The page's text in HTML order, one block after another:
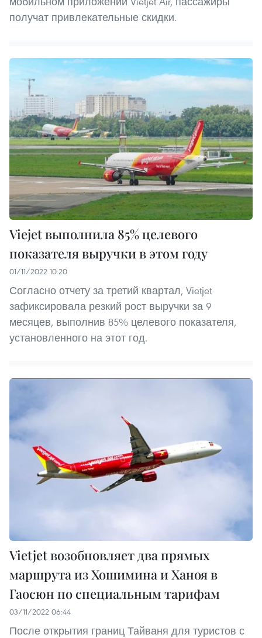
получат привлекательные скидки.
Viejet выполнила 85% целевого
показателя выручки в этом году
01/11/2022 10:20
Согласно отчету за третий квартал, Vietjet
зафиксировала резкий рост выручки за 9
месяцев, выполнив 85% целевого показателя,
установленного на этот год.
Vietjet возобновляет два прямых
маршрута из Хошимина и Ханоя в
Гаосюн по специальным тарифам
03/11/2022 06:44
После открытия границ Тайваня для туристов с